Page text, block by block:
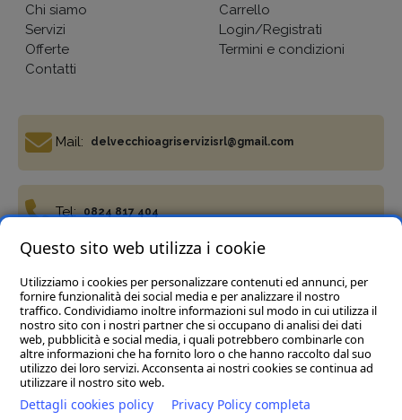
Chi siamo
Servizi
Offerte
Contatti
Carrello
Login/Registrati
Termini e condizioni
Mail: delvecchioagriservizisrl@gmail.com
Tel: 0824 817 404
Fax: 0824 817 977
Questo sito web utilizza i cookie
Utilizziamo i cookies per personalizzare contenuti ed annunci, per
fornire funzionalità dei social media e per analizzare il nostro
traffico. Condividiamo inoltre informazioni sul modo in cui utilizza il
nostro sito con i nostri partner che si occupano di analisi dei dati
web, pubblicità e social media, i quali potrebbero combinarle con
altre informazioni che ha fornito loro o che hanno raccolto dal suo
utilizzo dei loro servizi. Acconsenta ai nostri cookies se continua ad
utilizzare il nostro sito web.
Dettagli cookies policy Privacy Policy completa